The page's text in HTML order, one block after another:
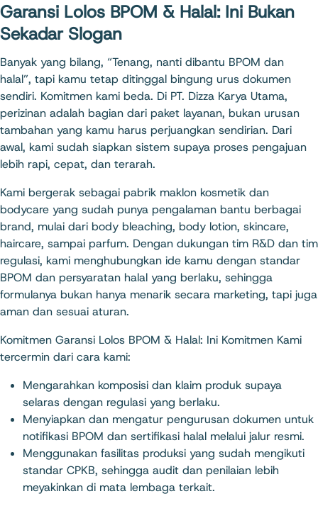
Garansi Lolos BPOM & Halal: Ini Bukan
Sekadar Slogan
Banyak yang bilang, “Tenang, nanti dibantu BPOM dan
halal”, tapi kamu tetap ditinggal bingung urus dokumen
sendiri. Komitmen kami beda. Di PT. Dizza Karya Utama,
perizinan adalah bagian dari paket layanan, bukan urusan
tambahan yang kamu harus perjuangkan sendirian. Dari
awal, kami sudah siapkan sistem supaya proses pengajuan
lebih rapi, cepat, dan terarah.​
Kami bergerak sebagai pabrik maklon kosmetik dan
bodycare yang sudah punya pengalaman bantu berbagai
brand, mulai dari body bleaching, body lotion, skincare,
haircare, sampai parfum. Dengan dukungan tim R&D dan tim
regulasi, kami menghubungkan ide kamu dengan standar
BPOM dan persyaratan halal yang berlaku, sehingga
formulanya bukan hanya menarik secara marketing, tapi juga
aman dan sesuai aturan.
Komitmen Garansi Lolos BPOM & Halal: Ini Komitmen Kami
tercermin dari cara kami:
Mengarahkan komposisi dan klaim produk supaya
selaras dengan regulasi yang berlaku.
Menyiapkan dan mengatur pengurusan dokumen untuk
notifikasi BPOM dan sertifikasi halal melalui jalur resmi.
Menggunakan fasilitas produksi yang sudah mengikuti
standar CPKB, sehingga audit dan penilaian lebih
meyakinkan di mata lembaga terkait.